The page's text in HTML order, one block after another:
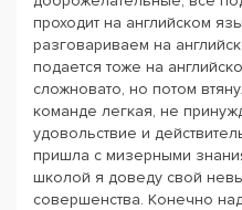
проходит на английском
разговариваем на
подается тоже на
сложновато, но потом
команде легкая, не
удовольствие и
пришла с мизерными
школой я доведу свой
совершенства. Конечно